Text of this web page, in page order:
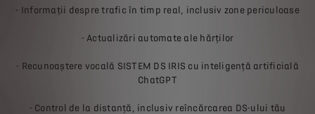
- Informații despre trafic în timp real, inclusiv zone periculoase
- Actualizări automate ale hărților
- Recunoaștere vocală SISTEM DS IRIS cu inteligență artificială
ChatGPT
- Control de la distanță, inclusiv reîncărcarea DS-ului tău